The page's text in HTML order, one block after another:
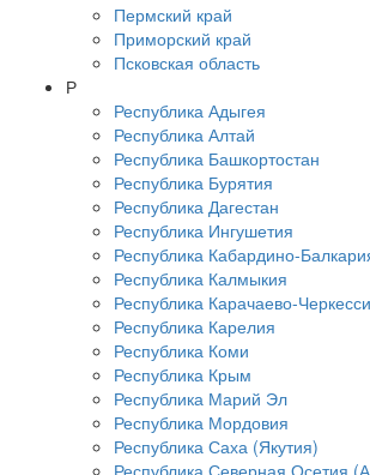
Пермский край
Приморский край
Псковская область
Р
Республика Адыгея
Республика Алтай
Республика Башкортостан
Республика Бурятия
Республика Дагестан
Республика Ингушетия
Республика Кабардино-
Республика Калмыкия
Республика Карачаево-
Республика Карелия
Республика Коми
Республика Крым
Республика Марий Эл
Республика Мордовия
Республика Саха (Якутия)
Республика Северная Осетия